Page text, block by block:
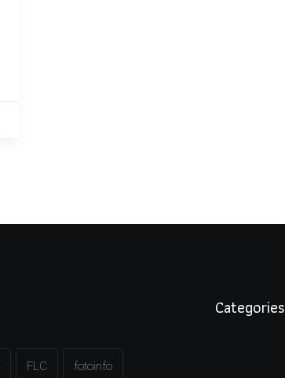
FLC fotoinfo
Categories